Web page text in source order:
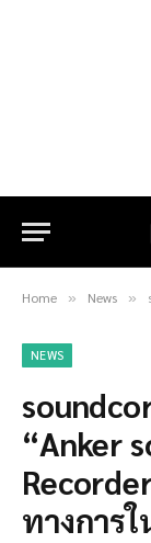
Home » News »
NEWS
“Anker
ทางการ